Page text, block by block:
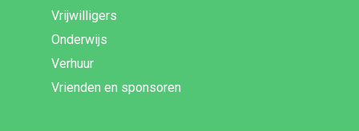
Vrijwilligers
Onderwijs
Verhuur
Vrienden en sponsoren